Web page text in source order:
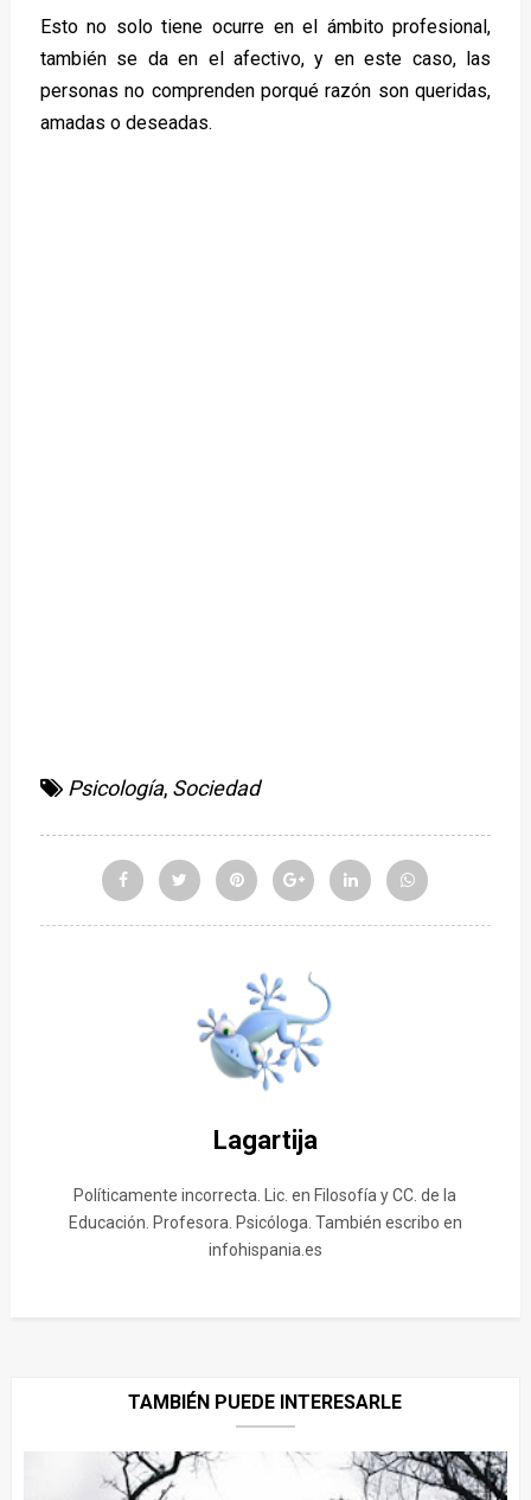
Esto no solo tiene ocurre en el ámbito profesional,
también se da en el afectivo, y en este caso, las
personas no comprenden porqué razón son queridas,
amadas o deseadas.
Psicología, Sociedad
Lagartija
Políticamente incorrecta. Lic. en Filosofía y CC. de la
Educación. Profesora. Psicóloga. También escribo en
infohispania.es
TAMBIÉN PUEDE INTERESARLE